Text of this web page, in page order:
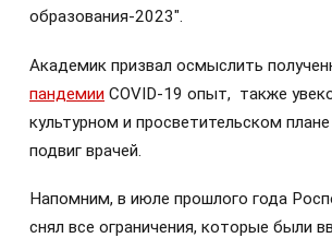
образования-2023".
Академик призвал осмыслить
пандемии COVID-19 опыт, также
культурном и просветительском
подвиг врачей.
Напомним, в июле прошлого года
снял все ограничения, которые были